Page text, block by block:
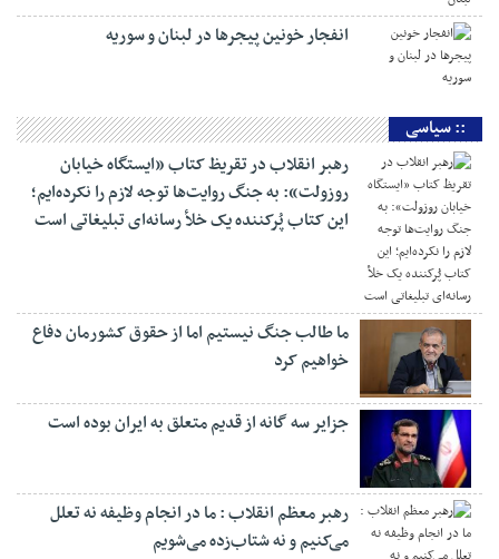
انفجار خونین پیجرها در لبنان و سوریه
:: سیاسی
رهبر انقلاب در تقریظ کتاب «ایستگاه خیابان
روزولت»: به جنگ روایت‌ها توجه لازم را نکرده‌ایم؛
این کتاب پُرکننده‌ یک خلأ رسانه‌ای تبلیغاتی است
ما طالب جنگ نیستیم اما از حقوق کشورمان دفاع
خواهیم کرد
جزایر سه گانه از قدیم متعلق به ایران بوده است
رهبر معظم انقلاب : ما در انجام وظیفه نه تعلل
می‌کنیم و نه شتاب‌زده می‌شویم